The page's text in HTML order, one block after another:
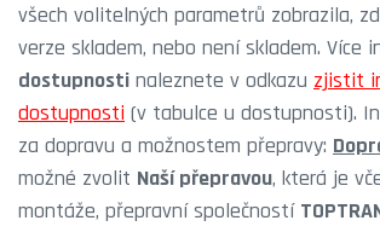
všech volitelných parametrů zobrazila,
verze skladem, nebo není skladem. Více
dostupnosti naleznete v odkazu zjistit
dostupnosti (v tabulce u dostupnosti).
za dopravu a možnostem přepravy:
možné zvolit Naší přepravou, která je
montáže, přepravní společností